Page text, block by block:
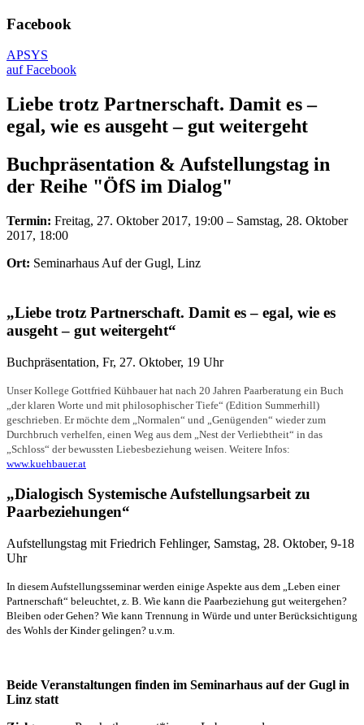
Facebook
APSYS
auf Facebook
Liebe trotz Partnerschaft. Damit es –
egal, wie es ausgeht – gut weitergeht
Buchpräsentation & Aufstellungstag in
der Reihe "ÖfS im Dialog"
Termin: Freitag, 27. Oktober 2017, 19:00 – Samstag, 28. Oktober
2017, 18:00
Ort: Seminarhaus Auf der Gugl, Linz
„Liebe trotz Partnerschaft. Damit es – egal, wie es
ausgeht – gut weitergeht“
Buchpräsentation, Fr, 27. Oktober, 19 Uhr
Unser Kollege Gottfried Kühbauer hat nach 20 Jahren Paarberatung ein Buch
„der klaren Worte und mit philosophischer Tiefe“ (Edition Summerhill)
geschrieben. Er möchte dem „Normalen“ und „Genügenden“ wieder zum
Durchbruch verhelfen, einen Weg aus dem „Nest der Verliebtheit“ in das
„Schloss“ der bewussten Liebesbeziehung weisen. Weitere Infos:
www.kuehbauer.at
„Dialogisch Systemische Aufstellungsarbeit zu
Paarbeziehungen“
Aufstellungstag mit Friedrich Fehlinger, Samstag, 28. Oktober, 9-18
Uhr
In diesem Aufstellungsseminar werden einige Aspekte aus dem „Leben einer
Partnerschaft“ beleuchtet, z. B. Wie kann die Paarbeziehung gut weitergehen?
Bleiben oder Gehen? Wie kann Trennung in Würde und unter Berücksichtigung
des Wohls der Kinder gelingen? u.v.m.
Beide Veranstaltungen finden im Seminarhaus auf der Gugl in
Linz statt